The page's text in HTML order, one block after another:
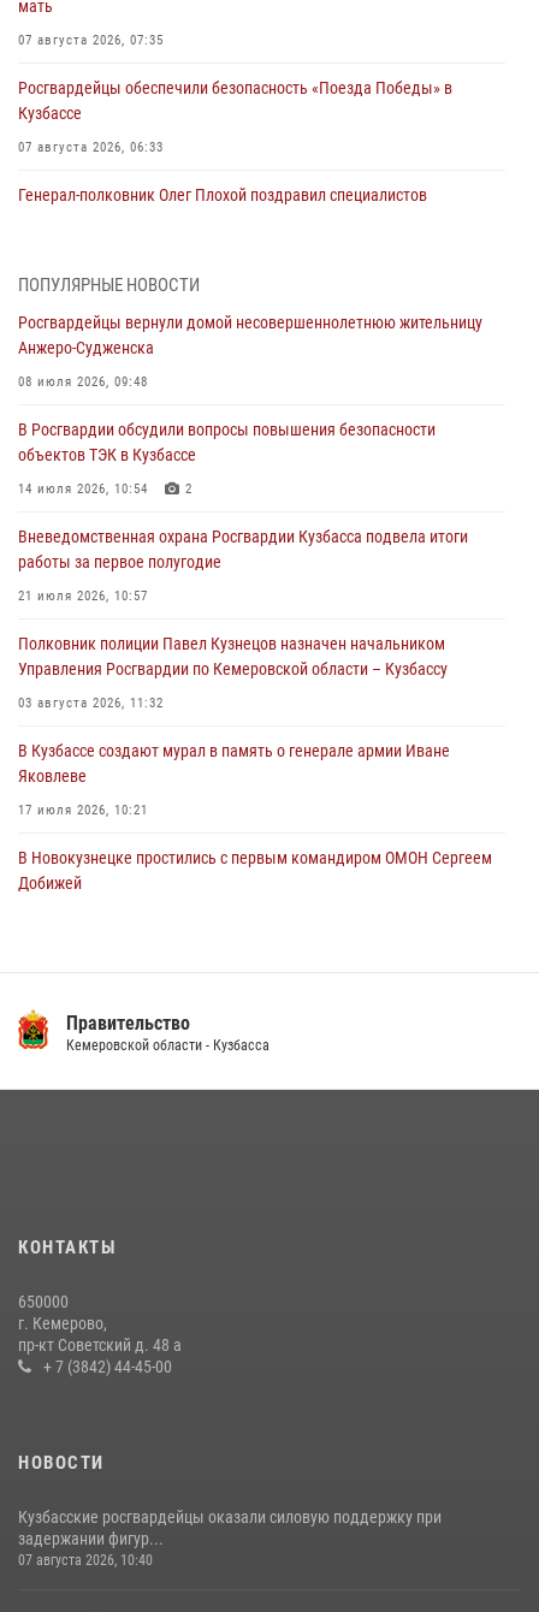
мать
07 августа 2026, 07:35
Росгвардейцы обеспечили безопасность «Поезда Победы» в
Кузбассе
07 августа 2026, 06:33
Генерал-полковник Олег Плохой поздравил специалистов
07 августа 2026, 05:32
С 1 сентября 2026 года вступает в силу новый федеральный закон о
частной охранной деятельности
06 августа 2026, 10:19
Росгвардейцы задержали предполагаемого виновника причинения
ножевого ранения кемеровчанину
06 августа 2026, 09:18
Росгвардейцы задержали мужчину, повредившего имущество
горожанки
06 августа 2026, 08:17
Росгвардейцы пресекли противоправные действия и защитили
новокузнечанку от агрессивного знакомого
06 августа 2026, 07:16
ПОПУЛЯРНЫЕ НОВОСТИ
Росгвардейцы вернули домой несовершеннолетнюю жительницу
Анжеро-Судженска
08 июля 2026, 09:48
В Росгвардии обсудили вопросы повышения безопасности
объектов ТЭК в Кузбассе
14 июля 2026, 10:54 2
Вневедомственная охрана Росгвардии Кузбасса подвела итоги
работы за первое полугодие
21 июля 2026, 10:57
Полковник полиции Павел Кузнецов назначен начальником
Управления Росгвардии по Кемеровской области – Кузбассу
03 августа 2026, 11:32
В Кузбассе создают мурал в память о генерале армии Иване
Яковлеве
17 июля 2026, 10:21
В Новокузнецке простились с первым командиром ОМОН Сергеем
Добижей
14 июля 2026, 08:52 1
20 июля 2026, 08:52
гипермаркета товары на 13 тысяч рублей (ВИДЕО)
16 июля 2026, 06:43
Правительство
Кемеровской области - Кузбасса
КОНТАКТЫ
650000
г. Кемерово,
пр-кт Советский д. 48 а
+ 7 (3842) 44-45-00
НОВОСТИ
Кузбасские росгвардейцы оказали силовую поддержку при
задержании фигур...
07 августа 2026, 10:40